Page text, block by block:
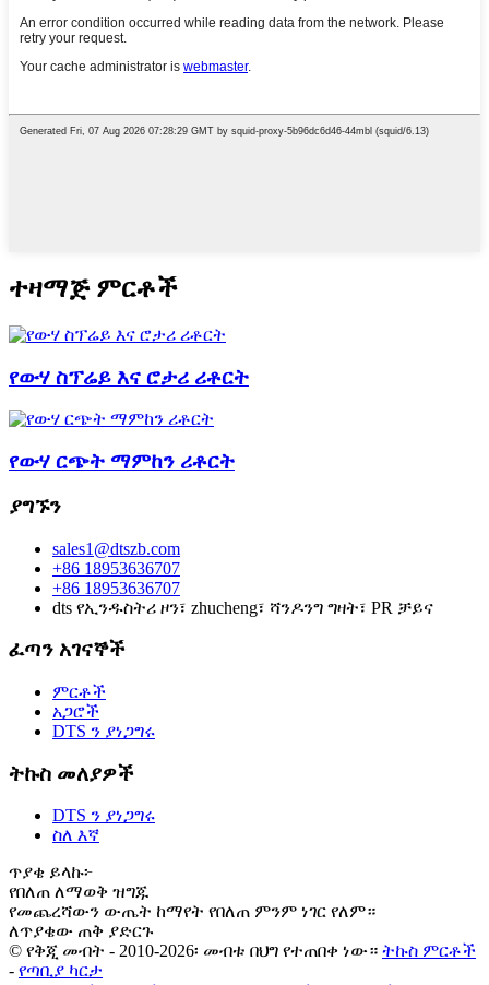
ተዛማጅ ምርቶች
የውሃ ስፕሬይ እና ሮታሪ ሪቶርት
የውሃ ርጭት ማምከን ሪቶርት
ያግኙን
sales1@dtszb.com
+86 18953636707
+86 18953636707
dts የኢንዱስትሪ ዞን፣ zhucheng፣ ሻንዶንግ ግዛት፣ PR ቻይና
ፈጣን አገናኞች
ምርቶች
አጋሮች
DTS ን ያነጋግሩ
ትኩስ መለያዎች
DTS ን ያነጋግሩ
ስለ እኛ
ጥያቄ ይላኩ፦
የበለጠ ለማወቅ ዝግጁ
የመጨረሻውን ውጤት ከማየት የበለጠ ምንም ነገር የለም።
ለጥያቄው ጠቅ ያድርጉ
© የቅጂ መብት - 2010-2026፡ መብቱ በህግ የተጠበቀ ነው። ትኩስ ምርቶች
- የጣቢያ ካርታ